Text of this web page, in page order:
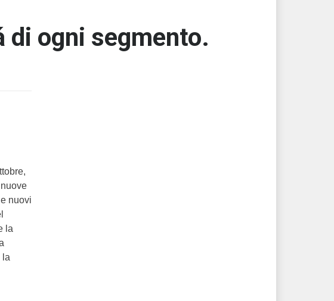
di ogni segmento.
nuovi
la
la